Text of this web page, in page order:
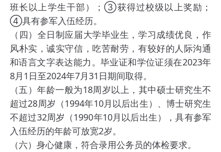
班长以上学生干部）；③获得过校级以上奖励；
④具有参军入伍经历。
（四）全日制应届大学毕业生，学习成绩优良，作
风朴实，诚实守信，吃苦耐劳，有较好的人际沟通
和语言文字表达能力。毕业证和学位证须在2023年
8月1日至2024年7月31日期间取得。
（五）年龄一般为18周岁以上，其中硕士研究生不
超过28周岁（1994年10月以后出生）、博士研究生
不超过32周岁（1990年10月以后出生），具有参军
入伍经历的年龄可放宽2岁。
（六）身心健康，符合录用公务员的体检要求。